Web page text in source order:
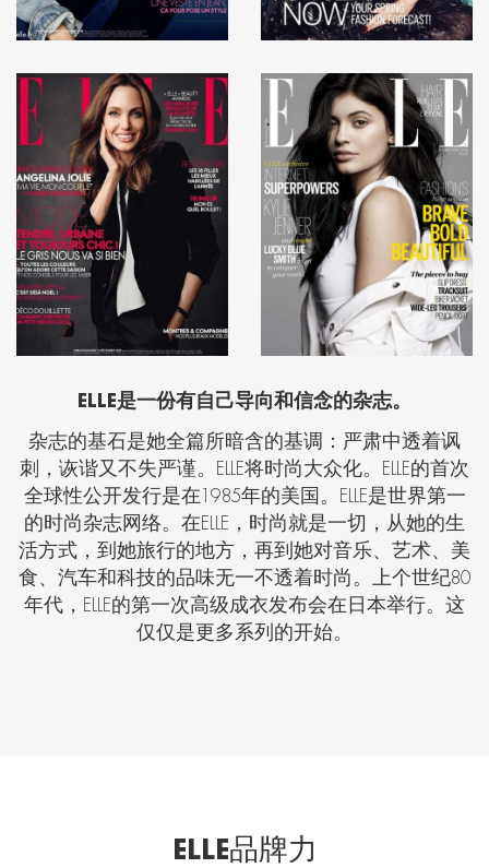
ELLE是一份有自己导向和信念的杂志。
杂志的基石是她全篇所暗含的基调：严肃中透着讽
刺，诙谐又不失严谨。
ELLE将时尚大众化。 ELLE的首次
全球性公开发行是在 1985年的美国。 ELLE是世界第一
的时尚杂志网络。在ELLE ，时尚就是一切，从她的生
活方式，到她旅行的地方，再到她对音乐、艺术、美
食、汽车和科技的品味无一不透着时尚。上个世纪80
年代， ELLE的第一次高级成衣发布会在日本举行。这
仅仅是更多系列的开始。
ELLE品牌力